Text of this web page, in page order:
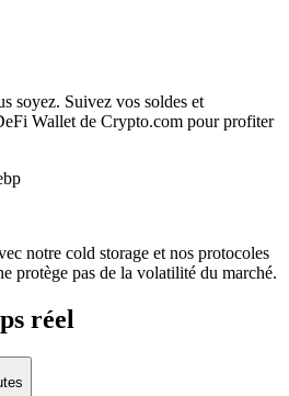
soyez. Suivez vos soldes et
Wallet de Crypto.com pour profiter
notre cold storage et nos protocoles
protège pas de la volatilité du marché.
réel